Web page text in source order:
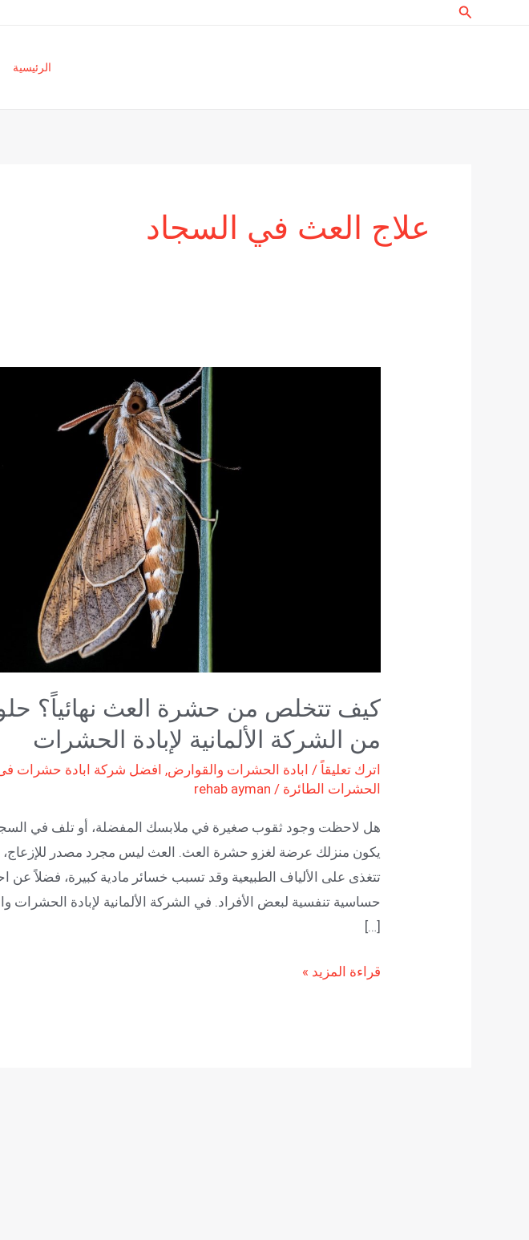
البحث
الرئيسية
علاج العث في السجاد
كيف تتخلص من حشرة العث نهائياً؟
من الشركة الألمانية لإبادة الحشرات
اترك تعليقاً / ابادة الحشرات والقوارض, افضل شركة ابادة حشرات
الحشرات الطائرة /
rehab ayman
هل لاحظت وجود ثقوب صغيرة في ملابسك المفضلة، أو تلف في
يكون منزلك عرضة لغزو حشرة العث. العث ليس مجرد مصدر للإزعاج،
تتغذى على الألياف الطبيعية وقد تسبب خسائر مادية كبيرة، فضلاً عن
حساسية تنفسية لبعض الأفراد. في الشركة الألمانية لإبادة الحشرات
[…]
الحشرات
قراءة المزيد »